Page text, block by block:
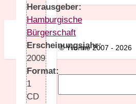
Herausgeber:
Hamburgische
Bürgerschaft
Erscheinungsjahr:
2009
Format:
1
CD
© Yvonne 2007 - 2026